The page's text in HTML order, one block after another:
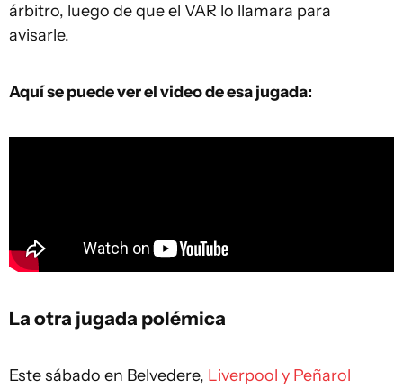
árbitro, luego de que el VAR lo llamara para
avisarle.
Aquí se puede ver el video de esa jugada:
La otra jugada polémica
Este sábado en Belvedere, Liverpool y Peñarol